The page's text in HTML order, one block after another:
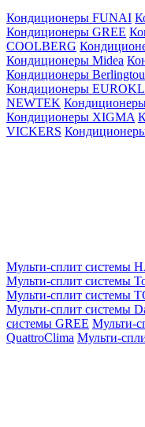
Кондиционеры FUNAI
Кондиционеры GREE
СOOLBERG
Кондиционеры Midea
Кондиционеры
Кондиционеры
NEWTEK
Кондиционеры XIGMA
VICKERS
Мульти-сплит системы
Мульти-сплит системы
Мульти-сплит системы
Мульти-сплит системы
системы GREE Мульти-
QuattroClima Мульти-